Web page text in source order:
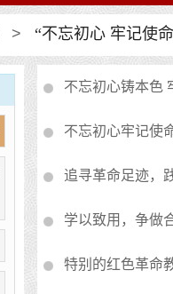
> “不忘初心 牢记使
不忘初心铸本色
不忘初心牢记使
追寻革命足迹，
学以致用，争做
特别的红色革命